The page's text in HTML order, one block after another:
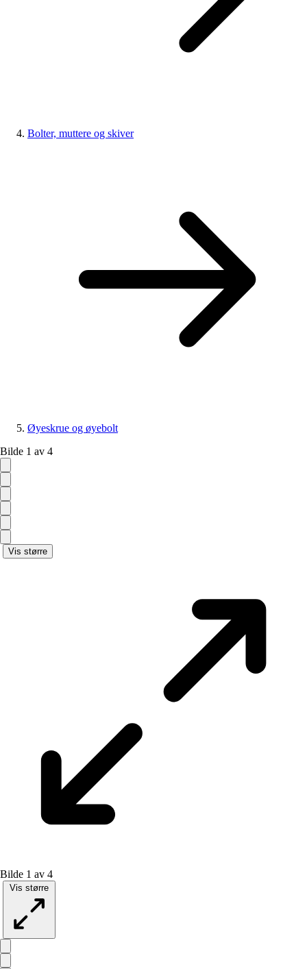
Bolter, muttere og skiver
Øyeskrue og øyebolt
Bilde 1 av 4
Vis større
Bilde 1 av 4
Vis større